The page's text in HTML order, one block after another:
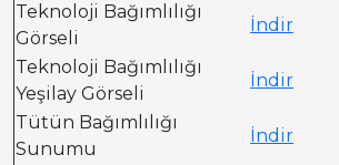
Teknoloji Bağımlılığı
Görseli
İndir
Teknoloji Bağımlılığı
Yeşilay Görseli
İndir
Tütün Bağımlılığı
Sunumu
İndir